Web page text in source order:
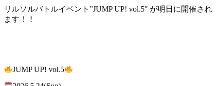
リルソルバトルイベント”JUMP UP! vol.5″ が明日に開催され
ます！！
JUMP UP! vol.5